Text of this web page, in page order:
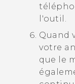
l'outil.
Quand
votre
que le